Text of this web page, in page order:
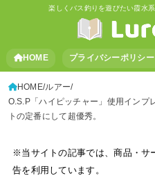
楽しくバス釣りを遊びたい霞水
HOME プライバシーポリシー
HOME ルアー
O.S.P「ハイピッチャー」使用インプ
トの定番にして超優秀。
※当サイトの記事では、商品・サ
告を利用しています。